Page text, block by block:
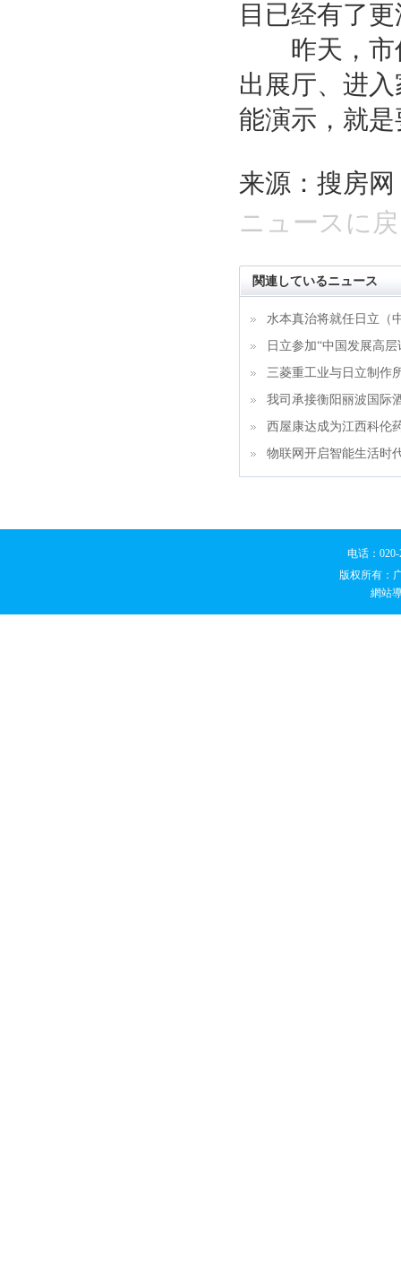
目已经有了
昨天，市信
出展厅、进
能演示，就
来源：搜房网
ニュースに
関連しているニュース
水本真治将就任日立（
日立参加“中国发展高层
三菱重工业与日立制作
我司承接衡阳丽波国际
西屋康达成为江西科伦
物联网开启智能生活时
电话：
版权所有：
網站